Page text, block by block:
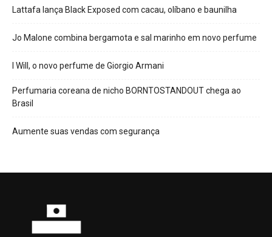
Lattafa lança Black Exposed com cacau, olíbano e baunilha
Jo Malone combina bergamota e sal marinho em novo perfume
I Will, o novo perfume de Giorgio Armani
Perfumaria coreana de nicho BORNTOSTANDOUT chega ao
Brasil
Aumente suas vendas com segurança